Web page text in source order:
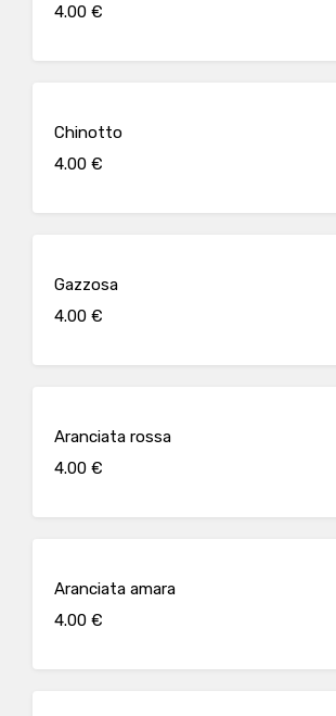
4.00 €
Chinotto
4.00 €
Gazzosa
4.00 €
Aranciata rossa
4.00 €
Aranciata amara
4.00 €